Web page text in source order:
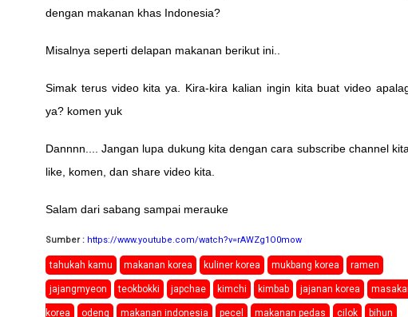
dengan makanan khas Indonesia?
Misalnya seperti delapan makanan berikut ini..
Simak terus video kita ya. Kira-kira kalian ingin kita buat video
ya? komen yuk
Dannnn.... Jangan lupa dukung kita dengan cara subscribe channel kita,
like, komen, dan share video kita.
Salam dari sabang sampai merauke
Sumber : https://www.youtube.com/watch?v=rAWZg1O0mow
tahukah kamu makanan korea kuliner korea mukbang korea ramen
jajangmyeon teokbokki japchae kimchi kimbab jajanan korea
korea odeng makanan indonesia pecel makanan pedas cilok bihun